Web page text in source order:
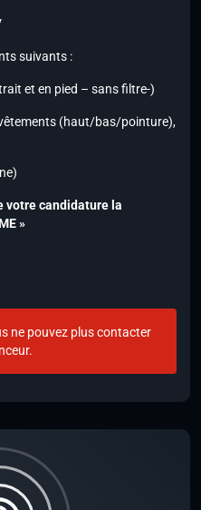
suivants :
et en pied – sans filtre-)
(haut/bas/pointure),
votre candidature la
»
ne pouvez plus contacter